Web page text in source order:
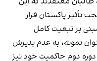
تأثیر پاکستان قرار
بر تبعیت کامل
نمونه، به عدم پذیرش
دوم حاکمیت خود نیز